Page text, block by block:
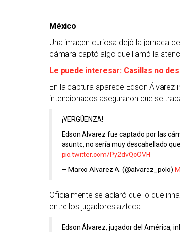
México
Una imagen curiosa dejó la jornada
cámara captó algo que llamó la
Le puede interesar: Casillas no
En la captura aparece Edson Álvarez
intencionados aseguraron que se
¡VERGÜENZA!
Edson Alvarez fue captado por las
asunto, no sería muy descabellado
pic.twitter.com/Py2dvQcOVH
— Marco Alvarez A. (@alvarez_polo)
Oficialmente se aclaró que lo que
entre los jugadores azteca.
Edson Álvarez, jugador del América,